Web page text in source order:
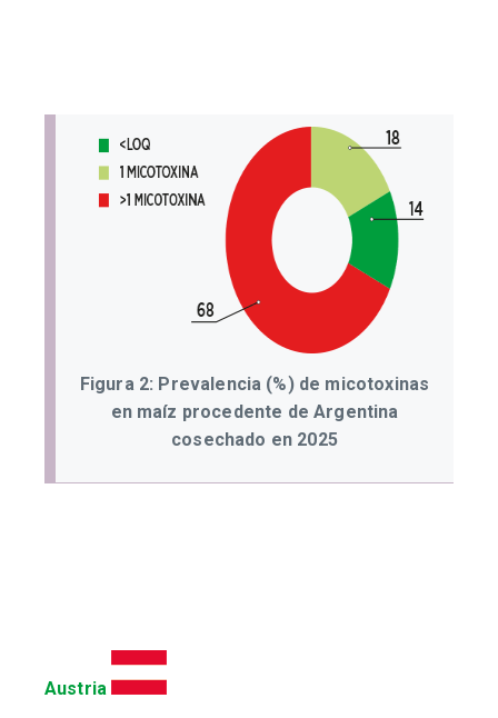
Figura 2: Prevalencia (%) de micotoxinas
en maíz procedente de Argentina
cosechado en 2025
Austria